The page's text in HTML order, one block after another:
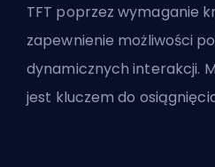
TFT poprzez wymaganie
zapewnienie możliwości
dynamicznych interakcji.
jest kluczem do